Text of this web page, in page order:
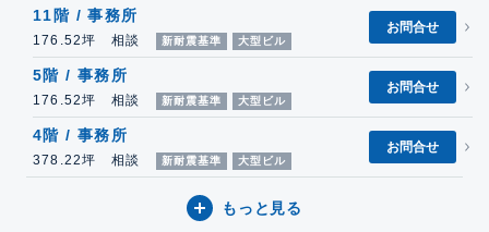
11階 / 事務所
176.52坪 相談 新耐震基準 大型ビル
お問合せ
5階 / 事務所
176.52坪 相談 新耐震基準 大型ビル
お問合せ
4階 / 事務所
378.22坪 相談 新耐震基準 大型ビル
お問合せ
もっと見る